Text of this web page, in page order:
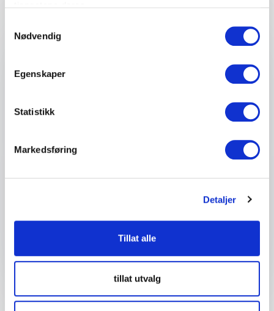
Nødvendig
Egenskaper
Statistikk
Markedsføring
Detaljer
Tillat alle
tillat utvalg
Email*
Telefon
Firma eller organisasjon
Detaljer om ditt arrangement